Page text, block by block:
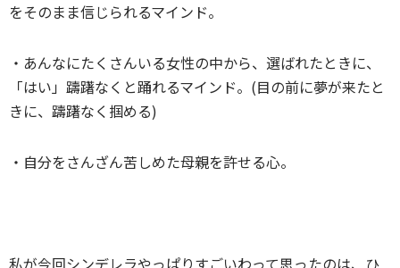
をそのまま信じられるマインド。
・あんなにたくさんいる女性の中から、選ばれたときに、
「はい」躊躇なくと踊れるマインド。(目の前に夢が来たと
きに、躊躇なく掴める)
・自分をさんざん苦しめた母親を許せる心。